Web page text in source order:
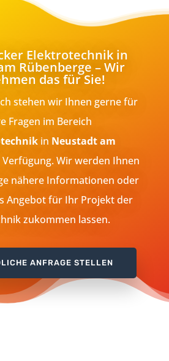
Elektrotechnik in
Rübenberge – Wir
das für Sie!
stehen wir Ihnen gerne für
Fragen im Bereich
in Neustadt am
Wir werden Ihnen
nähere Informationen oder
Angebot für Ihr Projekt der
zukommen lassen.
ANFRAGE STELLEN